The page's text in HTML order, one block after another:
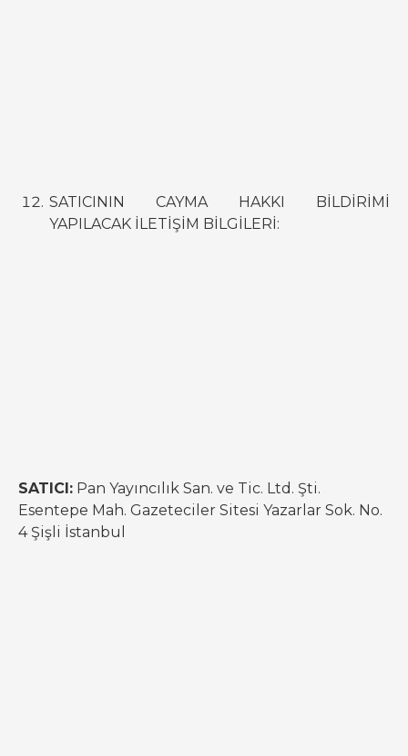
SATICININ CAYMA HAKKI BİLDİRİMİ
YAPILACAK İLETİŞİM BİLGİLERİ:
SATICI: Pan Yayıncılık San. ve Tic. Ltd. Şti.
Esentepe Mah. Gazeteciler Sitesi Yazarlar Sok. No.
4 Şişli İstanbul